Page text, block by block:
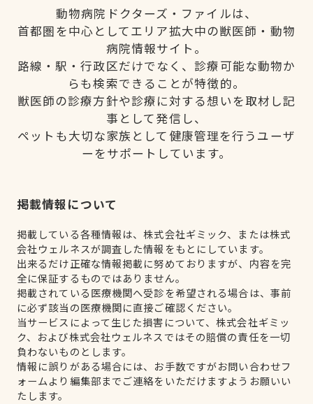
動物病院ドクターズ・ファイルは、
首都圏を中心としてエリア拡大中の獣医師・動物
病院情報サイト。
路線・駅・行政区だけでなく、診療可能な動物か
らも検索できることが特徴的。
獣医師の診療方針や診療に対する想いを取材し記
事として発信し、
ペットも大切な家族として健康管理を行うユーザ
ーをサポートしています。
掲載情報について
掲載している各種情報は、株式会社ギミック、または株式
会社ウェルネスが調査した情報をもとにしています。
出来るだけ正確な情報掲載に努めておりますが、内容を完
全に保証するものではありません。
掲載されている医療機関へ受診を希望される場合は、事前
に必ず該当の医療機関に直接ご確認ください。
当サービスによって生じた損害について、株式会社ギミッ
ク、および株式会社ウェルネスではその賠償の責任を一切
負わないものとします。
情報に誤りがある場合には、お手数ですがお問い合わせフ
ォームより編集部までご連絡をいただけますようお願いい
たします。